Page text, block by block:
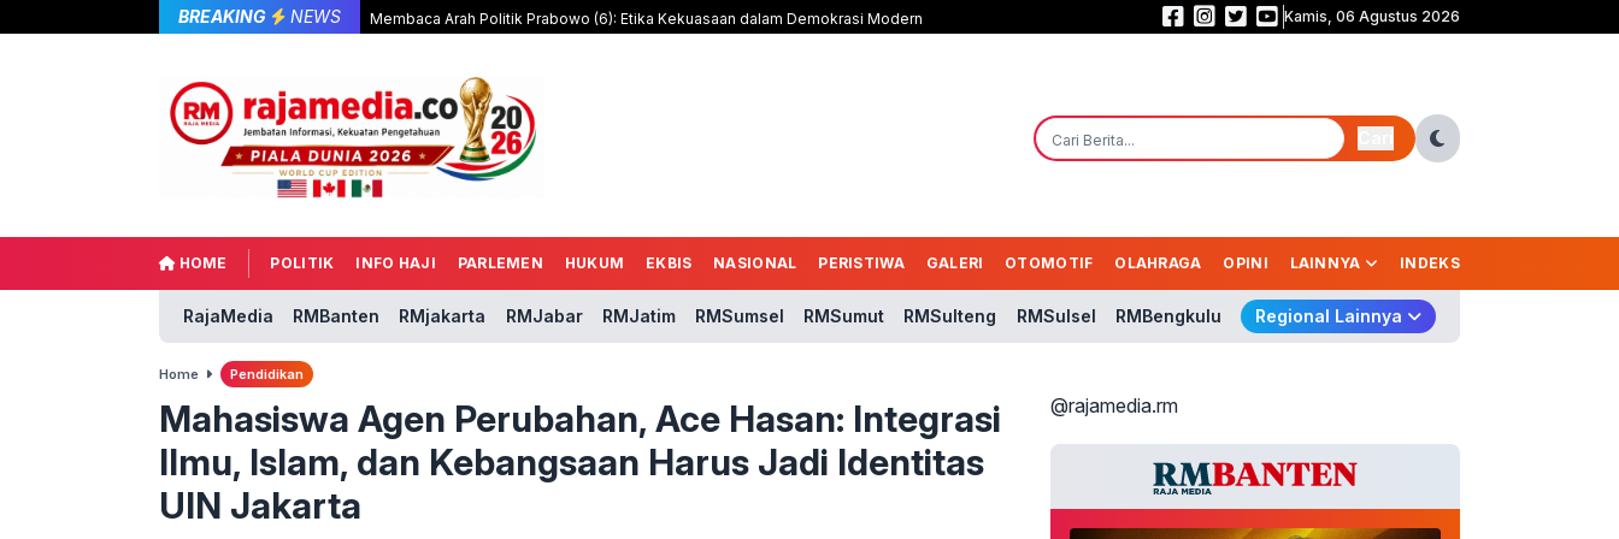
BREAKING NEWS Membaca Arah Politik Prabowo (6): Etika Kekuasaan dalam Demokrasi Modern Komisi I DPR Desak Putus Aliran Dana Judi Online! Nico: Jangan Cuma
Kamis, 06 Agustus 2026
HOME POLITIK INFO HAJI PARLEMEN HUKUM EKBIS NASIONAL PERISTIWA GALERI OTOMOTIF OLAHRAGA OPINI LAINNYA INDEKS
RajaMedia RMBanten RMjakarta RMJabar RMJatim RMSumsel RMSumut RMSulteng RMSulsel RMBengkulu Regional Lainnya
Home Pendidikan
Mahasiswa Agen Perubahan, Ace Hasan: Integrasi
Ilmu, Islam, dan Kebangsaan Harus Jadi Identitas
UIN Jakarta
@rajamedia.rm